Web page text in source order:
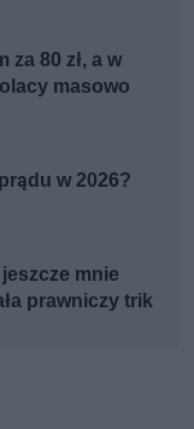
za 80 zł, a w
masowo
w 2026?
mnie
prawniczy trik